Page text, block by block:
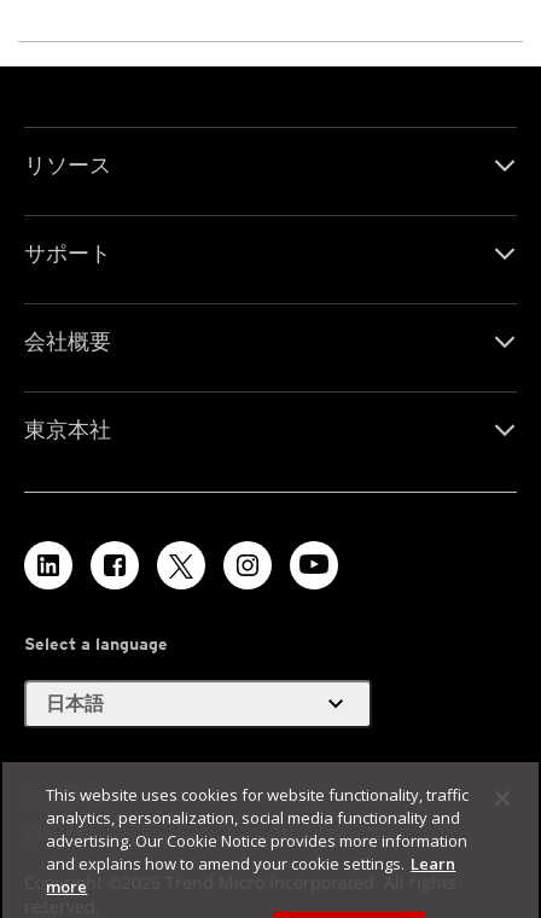
リソース
サポート
会社概要
東京本社
Select a language
日本語 expand_more
プライバシー
Legal
利用規約
サイトマップ
Copyright ©2026 Trend Micro Incorporated. All rights
This website uses cookies for website functionality, traffic
analytics, personalization, social media functionality and
advertising. Our Cookie Notice provides more information
and explains how to amend your cookie settings. Learn
more